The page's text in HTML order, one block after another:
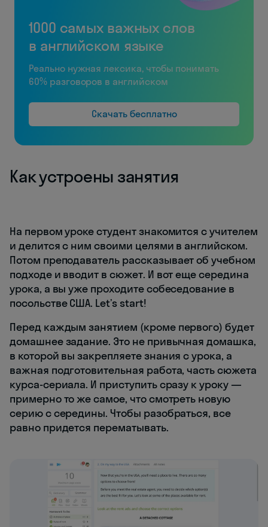
1000 самых важных слов
в английском языке
Реально нужная лексика, чтобы понимать
60% разговоров в английском
Скачать бесплатно
Как устроены занятия
На первом уроке студент знакомится с учителем
и делится с ним своими целями в английском.
Потом преподаватель рассказывает об учебном
подходе и вводит в сюжет. И вот еще середина
урока, а вы уже проходите собеседование в
посольстве США. Let’s start!
Перед каждым занятием (кроме первого) будет
домашнее задание. Это не привычная домашка,
в которой вы закрепляете знания с урока, а
важная подготовительная работа, часть сюжета
курса-сериала. И приступить сразу к уроку —
примерно то же самое, что смотреть новую
серию с середины. Чтобы разобраться, все
равно придется перематывать.